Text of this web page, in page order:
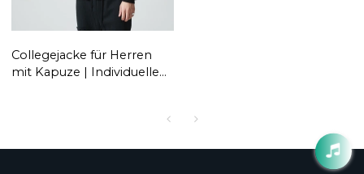
Collegejacke für Herren
mit Kapuze | Individuelle